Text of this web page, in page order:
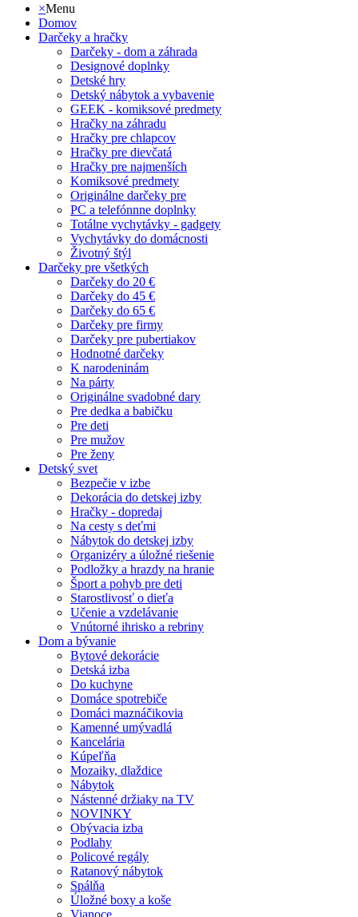
×Menu
Domov
Darčeky a hračky
Darčeky - dom a záhrada
Designové doplnky
Detské hry
Detský nábytok a vybavenie
GEEK - komiksové predmety
Hračky na záhradu
Hračky pre chlapcov
Hračky pre dievčatá
Hračky pre najmenších
Komiksové predmety
Originálne darčeky pre
PC a telefónnne doplnky
Totálne vychytávky - gadgety
Vychytávky do domácnosti
Životný štýl
Darčeky pre všetkých
Darčeky do 20 €
Darčeky do 45 €
Darčeky do 65 €
Darčeky pre firmy
Darčeky pre pubertiakov
Hodnotné darčeky
K narodeninám
Na párty
Originálne svadobné dary
Pre dedka a babičku
Pre deti
Pre mužov
Pre ženy
Detský svet
Bezpečie v izbe
Dekorácia do detskej izby
Hračky - dopredaj
Na cesty s deťmi
Nábytok do detskej izby
Organizéry a úložné riešenie
Podložky a hrazdy na hranie
Šport a pohyb pre deti
Starostlivosť o dieťa
Učenie a vzdelávanie
Vnútorné ihrisko a rebriny
Dom a bývanie
Bytové dekorácie
Detská izba
Do kuchyne
Domáce spotrebiče
Domáci maznáčikovia
Kamenné umývadlá
Kancelária
Kúpeľňa
Mozaiky, dlaždice
Nábytok
Nástenné držiaky na TV
NOVINKY
Obývacia izba
Podlahy
Policové regály
Ratanový nábytok
Spálňa
Úložné boxy a koše
Vianoce